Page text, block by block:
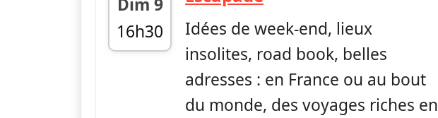
Dim 9
16h30
fin 16h54
Idées de week-end, lieux
insolites, road book, belles
adresses : en France ou au bout
du monde, des voyages riches en